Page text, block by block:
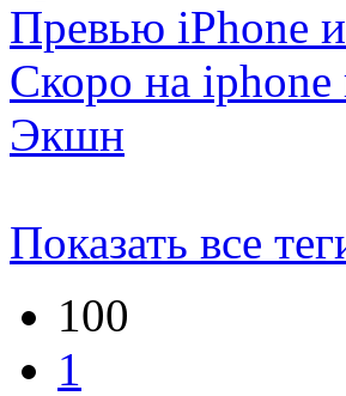
Превью iPhone
Скоро на iphone
Экшн
Показать все
100
1